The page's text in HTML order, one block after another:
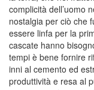
complicità dell’uomo
nostalgia per ciò che
essere linfa per la
cascate hanno
tempi è bene fornire
inni al cemento ed
produttività e resa al